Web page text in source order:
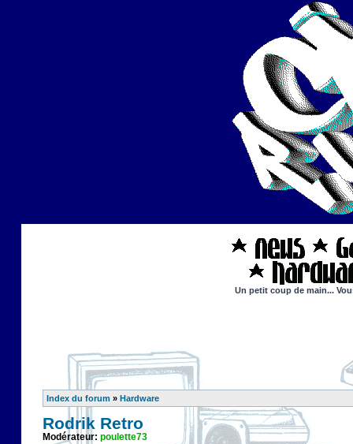
Un petit coup de main...
Index du forum » Hardware
Rodrik Retro
Modérateur: poulette73